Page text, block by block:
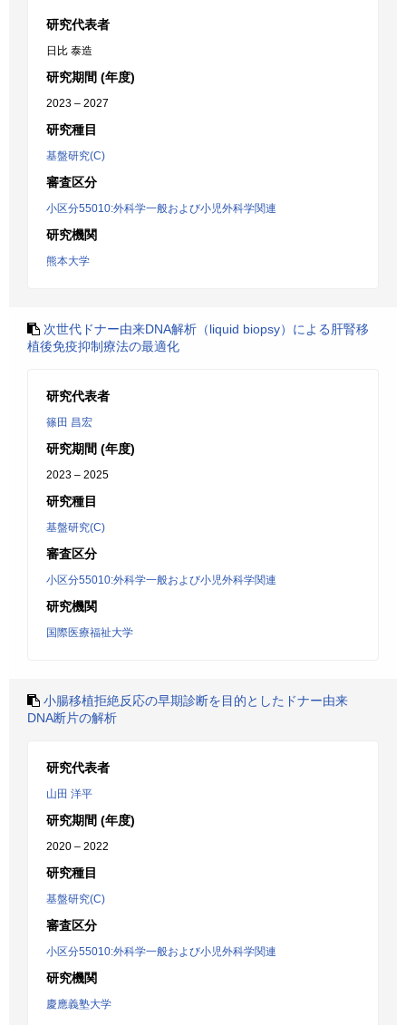
研究代表者
日比 泰造
研究期間 (年度)
2023 – 2027
研究種目
基盤研究(C)
審査区分
小区分55010:外科学一般および小児外科学関連
研究機関
熊本大学
次世代ドナー由来DNA解析（liquid biopsy）による肝腎移
植後免疫抑制療法の最適化
研究代表者
篠田 昌宏
研究期間 (年度)
2023 – 2025
研究種目
基盤研究(C)
審査区分
小区分55010:外科学一般および小児外科学関連
研究機関
国際医療福祉大学
小腸移植拒絶反応の早期診断を目的としたドナー由来
DNA断片の解析
研究代表者
山田 洋平
研究期間 (年度)
2020 – 2022
研究種目
基盤研究(C)
審査区分
小区分55010:外科学一般および小児外科学関連
研究機関
慶應義塾大学